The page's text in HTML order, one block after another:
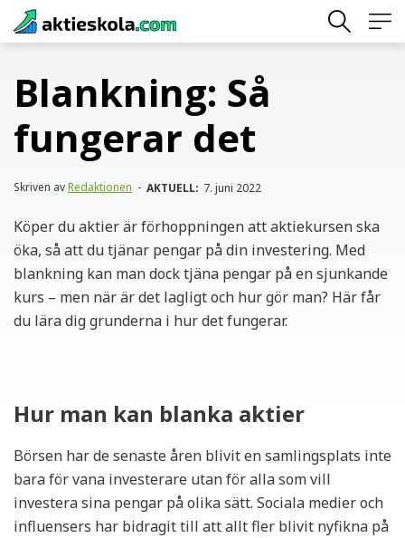
Skip
to
Blankning: Så
fungerar det
Skriven avRedaktionen - AKTUELL: 7. juni 2022
Köper du aktier är förhoppningen att aktiekursen ska
öka, så att du tjänar pengar på din investering. Med
blankning kan man dock tjäna pengar på en sjunkande
kurs – men när är det lagligt och hur gör man? Här får
du lära dig grunderna i hur det fungerar.
Hur man kan blanka aktier
Börsen har de senaste åren blivit en samlingsplats inte
bara för vana investerare utan för alla som vill
investera sina pengar på olika sätt. Sociala medier och
influensers har bidragit till att allt fler blivit nyfikna på